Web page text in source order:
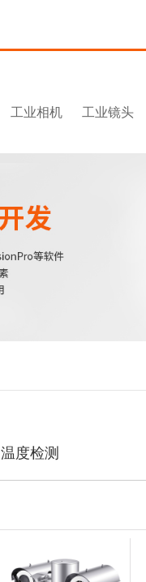
工业相机 工业镜头
温度检测